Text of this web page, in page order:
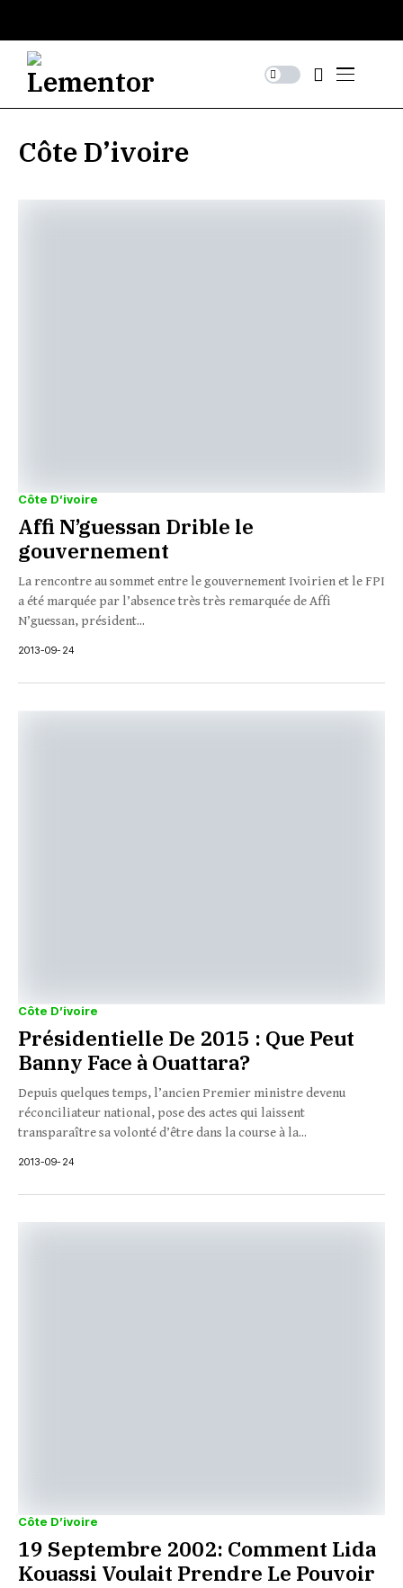
Côte D’ivoire
Côte D’ivoire
Affi N’guessan Drible le
gouvernement
La rencontre au sommet entre le gouvernement Ivoirien et le FPI
a été marquée par l’absence très très remarquée de Affi
N’guessan, président...
2013-09-24
Côte D’ivoire
Présidentielle De 2015 : Que Peut
Banny Face à Ouattara?
Depuis quelques temps, l’ancien Premier ministre devenu
réconciliateur national, pose des actes qui laissent
transparaître sa volonté d’être dans la course à la...
2013-09-24
Côte D’ivoire
19 Septembre 2002: Comment Lida
Kouassi Voulait Prendre Le Pouvoir